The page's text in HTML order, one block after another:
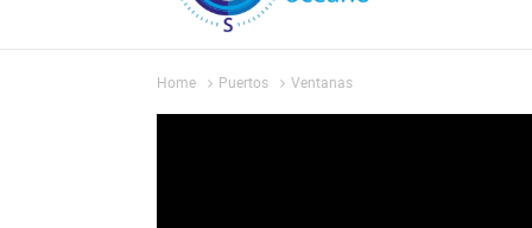
Home Puertos Ventanas